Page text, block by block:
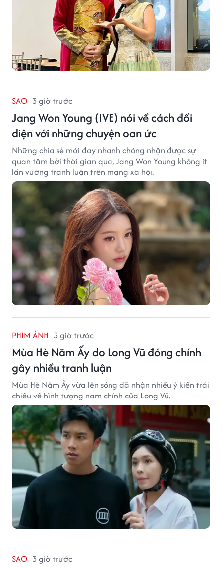
SAO 3 giờ trước
Jang Won Young (IVE) nói về cách đối
diện với những chuyện oan ức
Những chia sẻ mới đay nhanh chóng nhận được sự
quan tâm bởi thời gian qua, Jang Won Young không ít
lần vướng tranh luận trên mạng xã hội.
PHIM ẢNH 3 giờ trước
Mùa Hè Năm Ấy do Long Vũ đóng chính
gây nhiều tranh luận
Mùa Hè Năm Ấy vừa lên sóng đã nhận nhiều ý kiến trái
chiều về hình tượng nam chính của Long Vũ.
SAO 3 giờ trước